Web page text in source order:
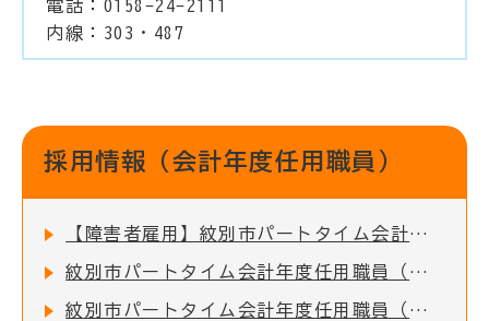
電話：0158-24-2111
内線：303・487
採用情報（会計年度任用職員）
【障害者雇用】紋別市パートタイム会計年度任用職員（事務補助員）の募集について
紋別市パートタイム会計年度任用職員（子育て支援センター員（代替））の募集について
紋別市パートタイム会計年度任用職員（家庭相談員）の募集について